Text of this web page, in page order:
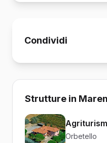
Condividi
Strutture in
Orbetello